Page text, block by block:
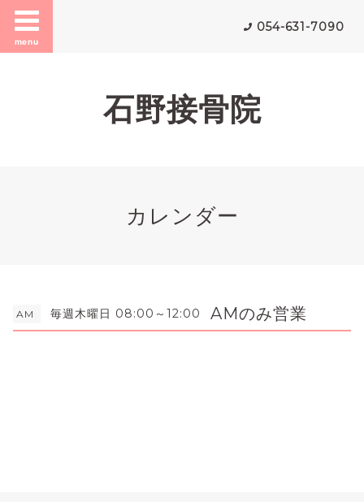
menu
054-631-7090
石野接骨院
カレンダー
AM 毎週木曜日 08:00～12:00 AMのみ営業